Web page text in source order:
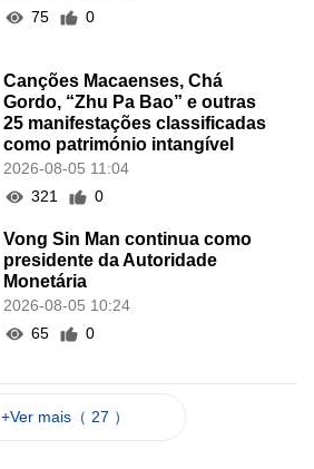
75
0
Canções Macaenses, Chá
Gordo, “Zhu Pa Bao” e outras
25 manifestações classificadas
como património intangível
2026-08-05 11:04
321
0
Vong Sin Man continua como
presidente da Autoridade
Monetária
2026-08-05 10:24
65
0
+Ver mais（ 27 ）